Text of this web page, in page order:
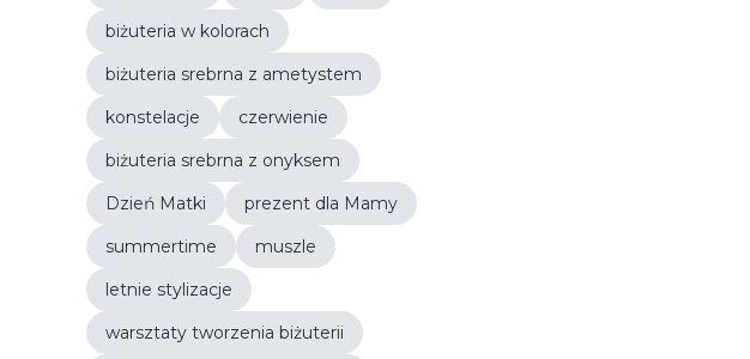
biżuteria w kolorach
biżuteria srebrna z ametystem
konstelacje
czerwienie
biżuteria srebrna z onyksem
Dzień Matki
prezent dla Mamy
summertime
muszle
letnie stylizacje
warsztaty tworzenia biżuterii